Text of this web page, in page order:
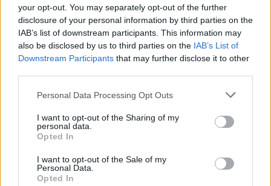
your opt-out. You may separately opt-out of the further
disclosure of your personal information by third parties on the
IAB’s list of downstream participants. This information may
also be disclosed by us to third parties on the IAB’s List of
Downstream Participants that may further disclose it to other
Please note that this website/app uses one or more Google
not limited to your visit or usage behaviour. You may click to
grant or deny consent to Google and its third-party tags to
use your data for below specified purposes in below Google
consent section.
Personal Data Processing Opt Outs
I want to opt-out of the Sharing of my
personal data.
Opted In
I want to opt-out of the Sale of my
Personal Data.
Opted In
Brentolie daalt naar 88.9 dollar: een week van dalende
Sanne De Vries · 7 aug 2026